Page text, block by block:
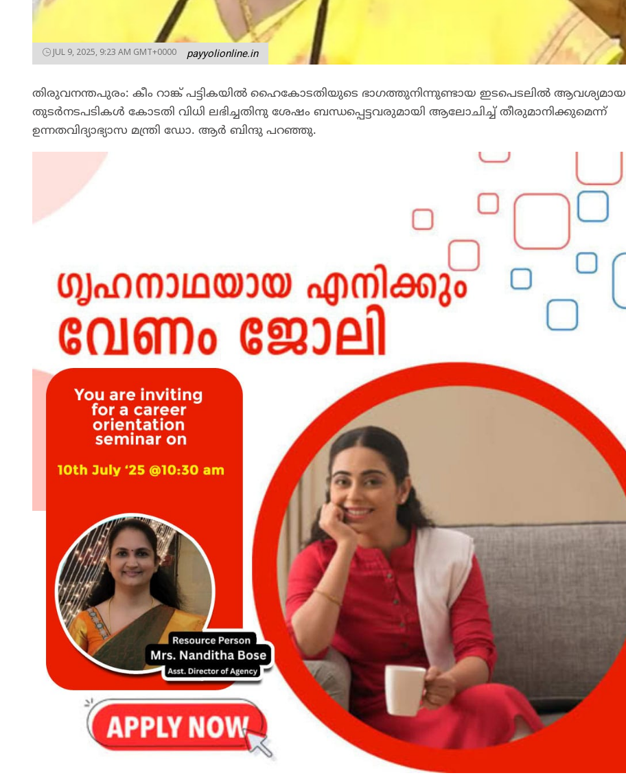
JUL 9, 2025, 9:23 AM GMT+0000 payyolionline.in
തിരുവനന്തപുരം: കീം റാങ്ക് പട്ടികയിൽ ഹൈകോടതിയുടെ ഭാഗത്തുനിന്നുണ്ടായ ഇടപെടലിൽ ആവശ്യമായ
തുടർനടപടികൾ കോടതി വിധി ലഭിച്ചതിനു ശേഷം ബന്ധപ്പെട്ടവരുമായി ആലോചിച്ച് തീരുമാനിക്കുമെന്ന്
ഉന്നതവിദ്യാഭ്യാസ മന്ത്രി ഡോ. ആർ ബിന്ദു പറഞ്ഞു.